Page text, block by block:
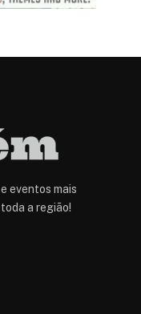
eventos mais
a região!